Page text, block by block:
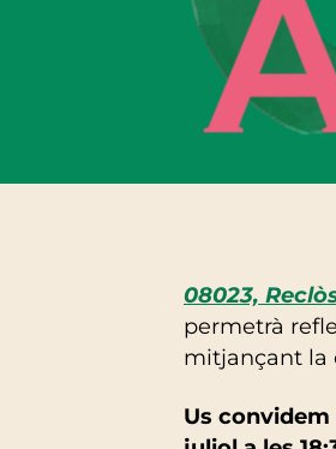
08023,
permetrà
mitjançant la
Us convidem